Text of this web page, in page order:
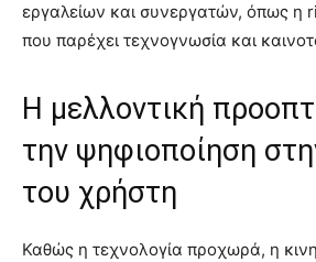
εργαλείων και συνεργατών, όπως η
που παρέχει τεχνογνωσία και
Η μελλοντική
την ψηφιοποίηση
του χρήστη
Καθώς η τεχνολογία προχωρά, η